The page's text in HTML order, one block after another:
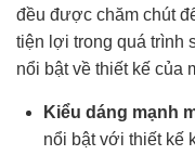
đều được chăm chút
tiện lợi trong quá trình
nổi bật về thiết kế của
Kiểu dáng mạnh
nổi bật với thiết kế